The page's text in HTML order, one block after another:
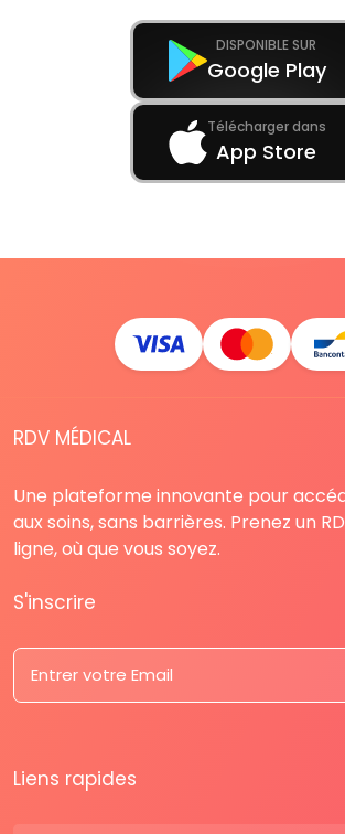
DISPONIBLE SUR
Google Play
Télécharger dans
App Store
RDV MÉDICAL
Une plateforme innovante pour
aux soins, sans barrières. Prenez un
ligne, où que vous soyez.
S'inscrire
Liens rapides